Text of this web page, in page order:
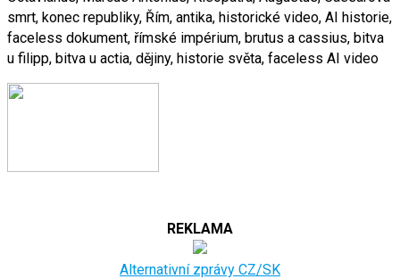
smrt, konec republiky, Řím, antika, historické video, AI historie,
faceless dokument, římské impérium, brutus a cassius, bitva
u filipp, bitva u actia, dějiny, historie světa, faceless AI video
REKLAMA
Alternativní zprávy CZ/SK